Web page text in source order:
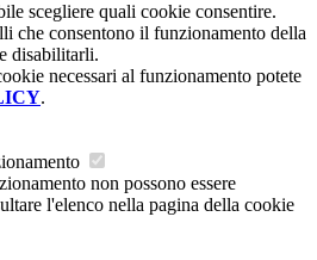
scegliere quali cookie consentire.
che consentono il funzionamento della
disabilitarli.
necessari al funzionamento potete
.
non possono essere
l'elenco nella pagina della cookie